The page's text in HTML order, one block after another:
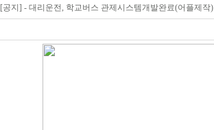
[공지] - 대리운전, 학교버스 관제시스템개발완료(어플제작)